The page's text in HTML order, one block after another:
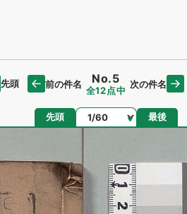
先頭 前の件名 No.5
全12点中
次の件名
先頭 ページ 最後